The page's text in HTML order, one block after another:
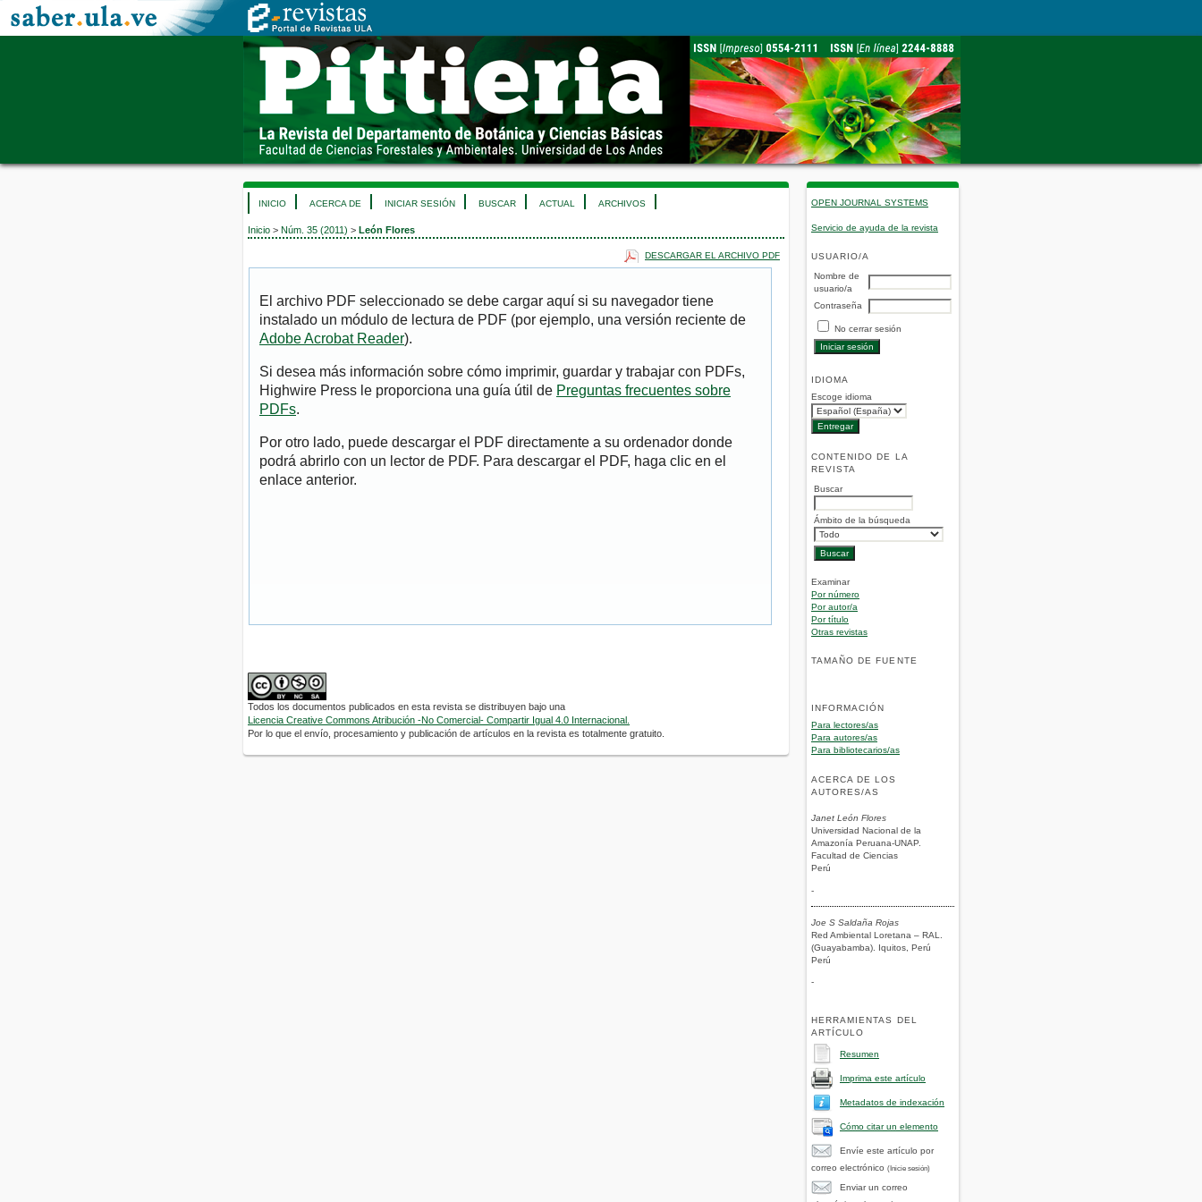
OPEN JOURNAL SYSTEMS
Servicio de ayuda de la revista
USUARIO/A
Nombre de
usuario/a
Contraseña
No cerrar sesión
IDIOMA
Escoge idioma
CONTENIDO DE LA
REVISTA
Buscar
Ámbito de la búsqueda
Examinar
Por número
Por autor/a
Por título
Otras revistas
TAMAÑO DE FUENTE
INFORMACIÓN
Para lectores/as
Para autores/as
Para bibliotecarios/as
ACERCA DE LOS
AUTORES/AS
Janet León Flores
Universidad Nacional de la
Amazonía Peruana-UNAP.
Facultad de Ciencias
Perú
-
Joe S Saldaña Rojas
Red Ambiental Loretana – RAL.
(Guayabamba). Iquitos, Perú
Perú
-
HERRAMIENTAS DEL
ARTÍCULO
Resumen
Imprima este artículo
Metadatos de indexación
Cómo citar un elemento
Envíe este artículo por
correo electrónico (Inicie sesión)
Enviar un correo
INICIO ACERCA DE INICIAR SESIÓN BUSCAR ACTUAL ARCHIVOS
Inicio > Núm. 35 (2011) > León Flores
DESCARGAR EL ARCHIVO PDF
El archivo PDF seleccionado se debe cargar aquí si su navegador tiene
instalado un módulo de lectura de PDF (por ejemplo, una versión reciente de
Adobe Acrobat Reader).
Si desea más información sobre cómo imprimir, guardar y trabajar con PDFs,
Highwire Press le proporciona una guía útil de Preguntas frecuentes sobre
PDFs.
Por otro lado, puede descargar el PDF directamente a su ordenador donde
podrá abrirlo con un lector de PDF. Para descargar el PDF, haga clic en el
enlace anterior.
Todos los documentos publicados en esta revista se distribuyen bajo una
Licencia Creative Commons Atribución -No Comercial- Compartir Igual 4.0 Internacional.
Por lo que el envío, procesamiento y publicación de artículos en la revista es totalmente gratuito.